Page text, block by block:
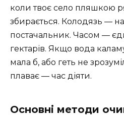
коли твоє село пляшкою
збирається. Колодязь —
постачальник. Часом —
гектарів. Якщо вода
мала б, або геть не
плаває — час діяти.
Основні методи